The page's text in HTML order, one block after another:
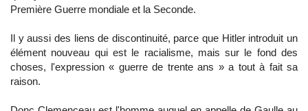
Première Guerre mondiale et la Seconde.
Il y aussi des liens de discontinuité, parce que Hitler introduit un
élément nouveau qui est le racialisme, mais sur le fond des
choses, l'expression « guerre de trente ans » a tout à fait sa
raison.